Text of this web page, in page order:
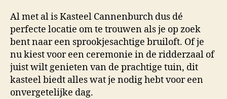
Al met al is Kasteel Cannenburch dus dé
perfecte locatie om te trouwen als je op zoek
bent naar een sprookjesachtige bruiloft. Of je
nu kiest voor een ceremonie in de ridderzaal of
juist wilt genieten van de prachtige tuin, dit
kasteel biedt alles wat je nodig hebt voor een
onvergetelijke dag.